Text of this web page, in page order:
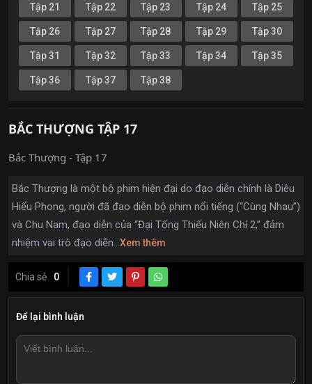
Tập 21 Tập 22 Tập 23 Tập 24 Tập 25
Tập 26 Tập 27 Tập 28 Tập 29 Tập 30
Tập 31 Tập 32 Tập 33 Tập 34 Tập 35
Tập 36 Tập 37 Tập 38
BẮC THƯỢNG TẬP 17
Bắc Thượng - Tập 17
Bắc Thượng là một bộ phim hiện đại do đạo diễn chính là Diêu
Hiểu Phong, người đã đạo diễn bộ phim nổi tiếng (“Cùng Nhau”)
và Chu Nam, đạo diễn của “Đại Tống Thiếu Niên Chí 2,” đảm
nhiệm vai trò đạo diễn...Xem thêm
Chia sẻ 0
Để lại bình luận